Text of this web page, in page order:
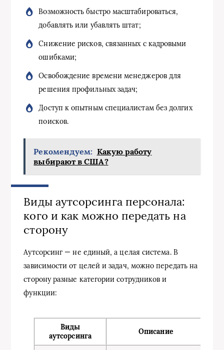
Возможность быстро масштабироваться,
добавлять или убавлять штат;
Снижение рисков, связанных с кадровыми
ошибками;
Освобождение времени менеджеров для
решения профильных задач;
Доступ к опытным специалистам без долгих
поисков.
Рекомендуем: Какую работу
выбирают в США?
Виды аутсорсинга персонала:
кого и как можно передать на
сторону
Аутсорсинг — не единый, а целая система. В
зависимости от целей и задач, можно передать на
сторону разные категории сотрудников и
функции:
Виды
аутсорсинга
Описание